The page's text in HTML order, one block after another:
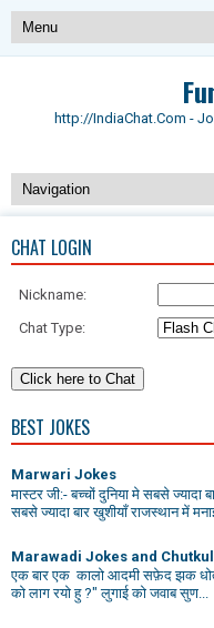
http://IndiaChat.Com -
CHAT LOGIN
Nickname:
Chat Type:
BEST JOKES
Marwari Jokes
मास्टर जी:- बच्चों दुनिया मे सबसे
सबसे ज्यादा बार खुशीयाँ राजस्थान में मनाई
Marawadi Jokes and
एक बार एक कालो आदमी सफ़ेद झक
को लाग रयो हु ?" लुगाई को जवाब सुण...